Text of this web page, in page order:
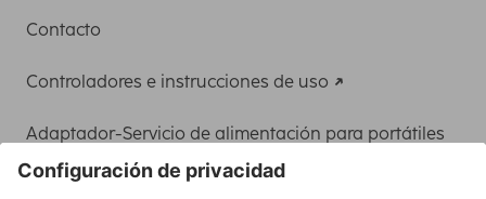
Contacto
Controladores e instrucciones de uso
Adaptador-Servicio de alimentación para portátiles